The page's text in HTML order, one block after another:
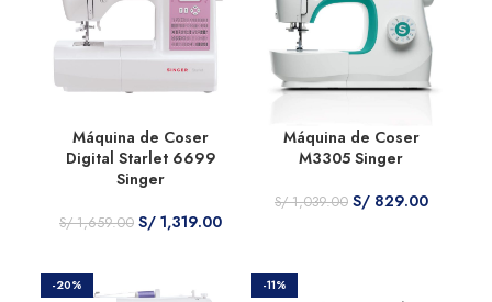
Máquina de Coser
Digital Starlet 6699
Singer
S/1,659.00 S/ 1,319.00
Máquina de Coser
M3305 Singer
S/1,039.00 S/829.00
-20%
-11%